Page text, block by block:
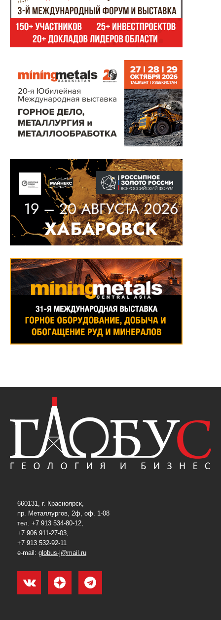
660131, г. Красноярск,
пр. Металлургов, 2ф, оф. 1-08
тел. +7 913 534-80-12,
+7 906 911-27-03,
+7 913 532-92-11
e-mail: globus-j@mail.ru